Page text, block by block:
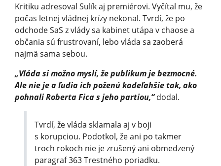
Kritiku adresoval Sulík aj premiérovi. Vyčítal mu, že
počas letnej vládnej krízy nekonal. Tvrdí, že po
odchode SaS z vlády sa kabinet utápa v chaose a
občania sú frustrovaní, lebo vláda sa zaoberá
najmä sama sebou.
„Vláda si možno myslí, že publikum je bezmocné.
Ale nie je a ľudia ich poženú kadeľahšie tak, ako
pohnali Roberta Fica s jeho partiou,“dodal.
Tvrdí, že vláda sklamala aj v boji
s korupciou. Podotkol, že ani po takmer
troch rokoch nie je zrušený ani obmedzený
paragraf 363 Trestného poriadku.